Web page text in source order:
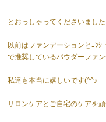
とおっしゃってくださいまし
以前はファンデーションとｺﾝ
で推奨しているパウダーファ
私達も本当に嬉しいです(^^♪
サロンケアとご自宅のケアを